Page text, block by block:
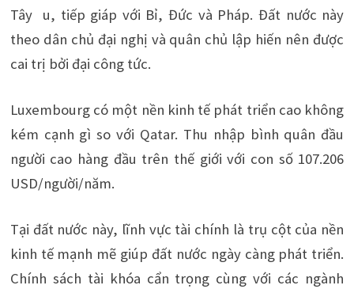
Tây u, tiếp giáp với Bỉ, Đức và Pháp. Đất nước này
theo dân chủ đại nghị và quân chủ lập hiến nên được
cai trị bởi đại công tức.
Luxembourg có một nền kinh tế phát triển cao không
kém cạnh gì so với Qatar. Thu nhập bình quân đầu
người cao hàng đầu trên thế giới với con số 107.206
USD/người/năm.
Tại đất nước này, lĩnh vực tài chính là trụ cột của nền
kinh tế mạnh mẽ giúp đất nước ngày càng phát triển.
Chính sách tài khóa cẩn trọng cùng với các ngành